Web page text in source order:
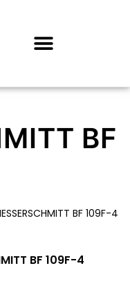
BF
BF 109F-4
BF 109F-4